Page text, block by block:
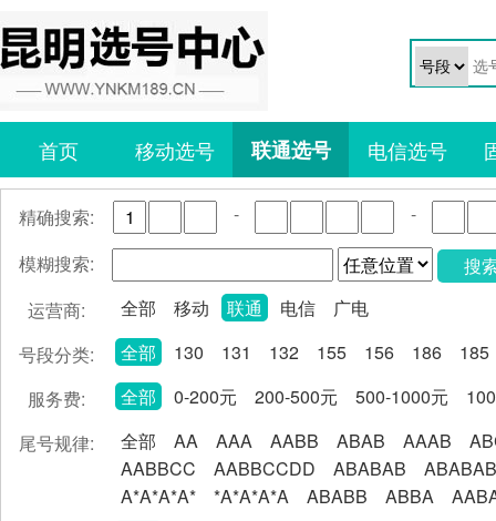
首页 移动选号 联通选号 电信选号
精确搜索: -
-
模糊搜索:
搜
运营商:
全部 移动 联通 电信
广电
号段分类:
全部 130 131 132 155 156 186
185
服务费:
全部 0-200元 200-500元 500-1000元
尾号规律:
全部 AA AAA AABB ABAB AAAB
AABBCC
AABBCCDD ABABAB
A*A*A*A*
*A*A*A*A ABABB ABBA